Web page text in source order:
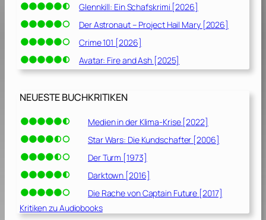
Glennkill: Ein Schafskrimi [2026]
Der Astronaut – Project Hail Mary [2026]
Crime 101 [2026]
Avatar: Fire and Ash [2025]
NEUESTE BUCHKRITIKEN
Medien in der Klima-Krise [2022]
Star Wars: Die Kundschafter [2006]
Der Turm [1973]
Darktown [2016]
Die Rache von Captain Future [2017]
Kritiken zu Audiobooks